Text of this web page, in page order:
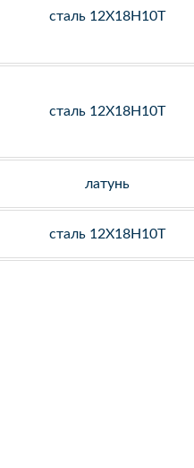
сталь 12Х18Н10Т
сталь 12Х18Н10Т
латунь
сталь 12Х18Н10Т